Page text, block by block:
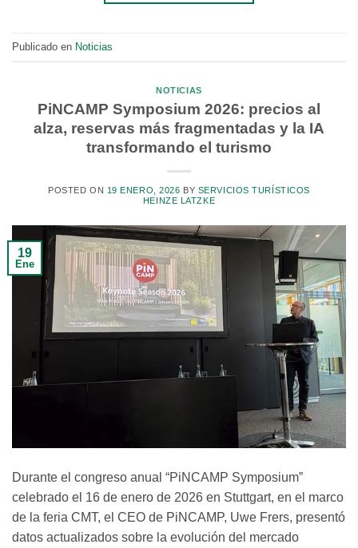
Publicado en Noticias
NOTICIAS
PiNCAMP Symposium 2026: precios al
alza, reservas más fragmentadas y la IA
transformando el turismo
POSTED ON 19 ENERO, 2026 BY SERVICIOS TURÍSTICOS
HEINZE LATZKE
19
Ene
Durante el congreso anual “PiNCAMP Symposium”
celebrado el 16 de enero de 2026 en Stuttgart, en el marco
de la feria CMT, el CEO de PiNCAMP, Uwe Frers, presentó
datos actualizados sobre la evolución del mercado